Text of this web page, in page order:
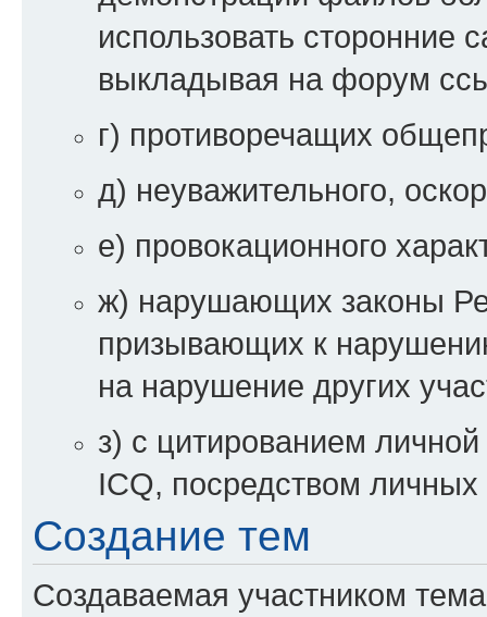
использовать сторонние
выкладывая на форум
г) противоречащих
д) неуважительного,
е) провокационного
ж) нарушающих законы
призывающих к
на нарушение других
з) с цитированием
ICQ, посредством
Создание тем
Создаваемая участником